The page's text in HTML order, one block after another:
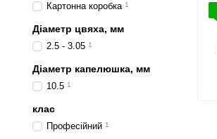
Картонна коробка 1
Діаметр цвяха, мм
2.5 - 3.05 1
Діаметр капелюшка, мм
10.5 1
клас
Професійний 1